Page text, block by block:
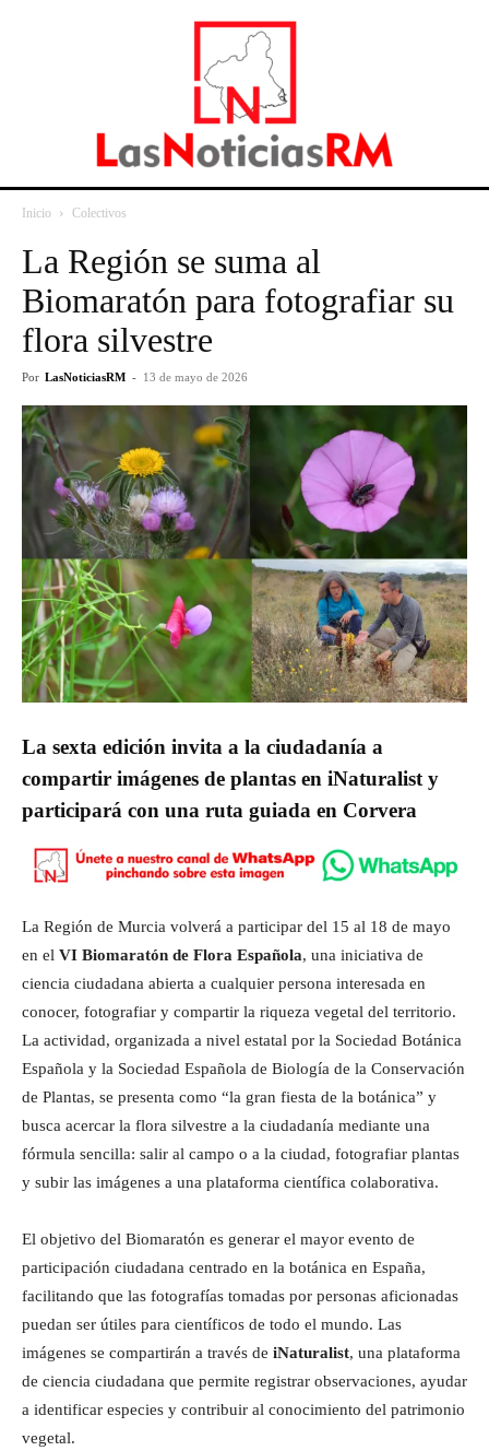
Inicio Colectivos
La Región se suma al
Biomaratón para fotografiar su
flora silvestre
Por LasNoticiasRM - 13 de mayo de 2026
La sexta edición invita a la ciudadanía a
compartir imágenes de plantas en iNaturalist y
participará con una ruta guiada en Corvera
La Región de Murcia volverá a participar del 15 al 18 de mayo
en el VI Biomaratón de Flora Española, una iniciativa de
ciencia ciudadana abierta a cualquier persona interesada en
conocer, fotografiar y compartir la riqueza vegetal del territorio.
La actividad, organizada a nivel estatal por la Sociedad Botánica
Española y la Sociedad Española de Biología de la Conservación
de Plantas, se presenta como “la gran fiesta de la botánica” y
busca acercar la flora silvestre a la ciudadanía mediante una
fórmula sencilla: salir al campo o a la ciudad, fotografiar plantas
y subir las imágenes a una plataforma científica colaborativa.
El objetivo del Biomaratón es generar el mayor evento de
participación ciudadana centrado en la botánica en España,
facilitando que las fotografías tomadas por personas aficionadas
puedan ser útiles para científicos de todo el mundo. Las
imágenes se compartirán a través de iNaturalist, una plataforma
de ciencia ciudadana que permite registrar observaciones, ayudar
a identificar especies y contribuir al conocimiento del patrimonio
vegetal.